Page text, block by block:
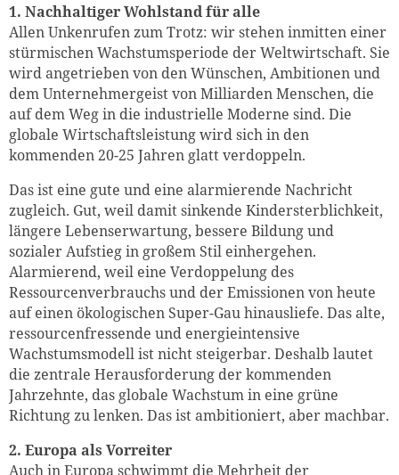
1. Nachhaltiger Wohlstand für alle
Allen Unkenrufen zum Trotz: wir stehen inmitten einer
stürmischen Wachstumsperiode der Weltwirtschaft. Sie
wird angetrieben von den Wünschen, Ambitionen und
dem Unternehmergeist von Milliarden Menschen, die
auf dem Weg in die industrielle Moderne sind. Die
globale Wirtschaftsleistung wird sich in den
kommenden 20-25 Jahren glatt verdoppeln.
Das ist eine gute und eine alarmierende Nachricht
zugleich. Gut, weil damit sinkende Kindersterblichkeit,
längere Lebenserwartung, bessere Bildung und
sozialer Aufstieg in großem Stil einhergehen.
Alarmierend, weil eine Verdoppelung des
Ressourcenverbrauchs und der Emissionen von heute
auf einen ökologischen Super-Gau hinausliefe. Das alte,
ressourcenfressende und energieintensive
Wachstumsmodell ist nicht steigerbar. Deshalb lautet
die zentrale Herausforderung der kommenden
Jahrzehnte, das globale Wachstum in eine grüne
Richtung zu lenken. Das ist ambitioniert, aber machbar.
2. Europa als Vorreiter
Auch in Europa schwimmt die Mehrheit der